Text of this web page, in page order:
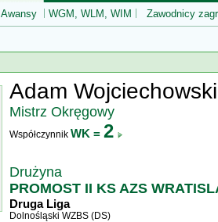
Awansy WGM, WLM, WIM Zawodnicy
Adam Wojciechowski
Mistrz Okręgowy
Współczynnik WK = 2
Drużyna
PROMOST II KS AZS
Druga Liga
Dolnośląski WZBS (DS)